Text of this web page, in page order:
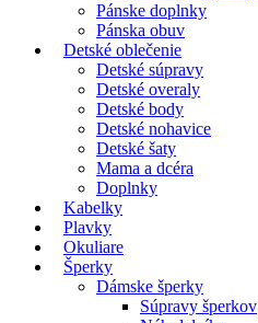
Pánske doplnky
Pánska obuv
Detské oblečenie
Detské súpravy
Detské overaly
Detské body
Detské nohavice
Detské šaty
Mama a dcéra
Doplnky
Kabelky
Plavky
Okuliare
Šperky
Dámske šperky
Súpravy šperkov